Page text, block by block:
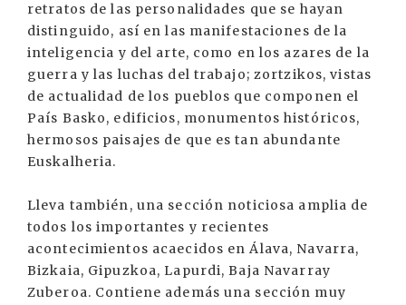
retratos de las personalidades que se hayan
distinguido, así en las manifestaciones de la
inteligencia y del arte, como en los azares de la
guerra y las luchas del trabajo; zortzikos, vistas
de actualidad de los pueblos que componen el
País Basko, edificios, monumentos históricos,
hermosos paisajes de que es tan abundante
Euskalheria.
Lleva también, una sección noticiosa amplia de
todos los importantes y recientes
acontecimientos acaecidos en Álava, Navarra,
Bizkaia, Gipuzkoa, Lapurdi, Baja Navarray
Zuberoa. Contiene además una sección muy